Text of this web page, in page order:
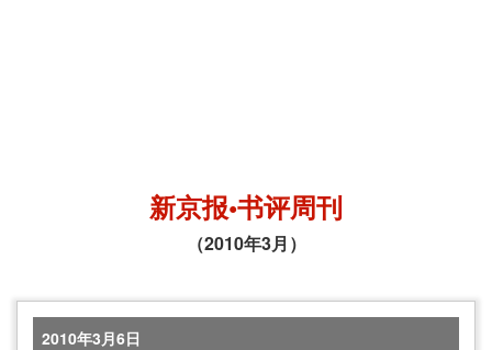
新京报•书评周刊
（2010年3月）
2010年3月6日